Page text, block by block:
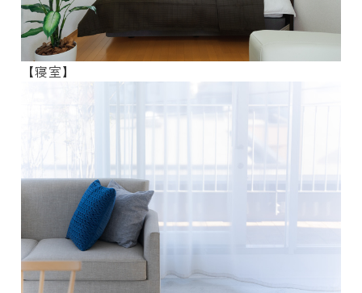
【寝室】